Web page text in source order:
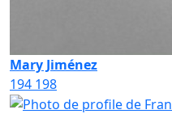
Mary Jiménez
194 198